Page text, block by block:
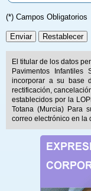
(*) Campos Obligatorios
El titular de los datos
Pavimentos
incorporar a su base
rectificación,
establecidos por la
Totana (Murcia) Para
correo electrónico en la